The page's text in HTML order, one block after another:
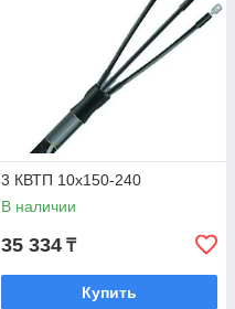
3 КВТП 10х150-240
В наличии
35 334 ₸
Купить